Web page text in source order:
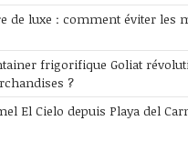
de luxe : comment éviter les
frigorifique Goliat
?
El Cielo depuis Playa del